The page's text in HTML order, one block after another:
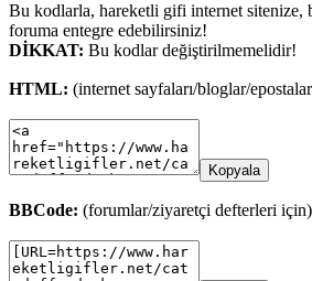
Bu kodlarla, hareketli gifi internet sitenize,
foruma entegre edebilirsiniz!
DİKKAT: Bu kodlar değiştirilmemelidir!
HTML: (internet sayfaları/bloglar/
Kopyala
BBCode: (forumlar/ziyaretçi defterleri için)